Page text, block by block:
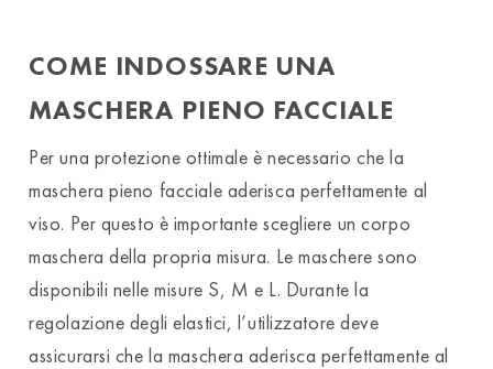
COME INDOSSARE UNA
MASCHERA PIENO FACCIALE
Per una protezione ottimale è necessario che la
maschera pieno facciale aderisca perfettamente al
viso. Per questo è importante scegliere un corpo
maschera della propria misura. Le maschere sono
disponibili nelle misure S, M e L. Durante la
regolazione degli elastici, l’utilizzatore deve
assicurarsi che la maschera aderisca perfettamente al